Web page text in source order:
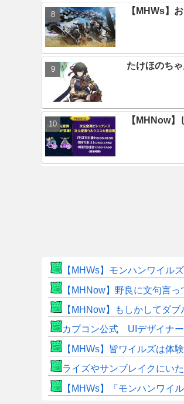
【MHWs】
たけほのち
【MHNow
【MHWs】モンハンワイル
【MHNow】野良に文句言っ
【MHNow】もしかしてダブ
カプコン公式 UIデザイナー
【MHWs】皆ワイルズは体
ライズやサンブレイクにい
【MHWs】「モンハンワイ